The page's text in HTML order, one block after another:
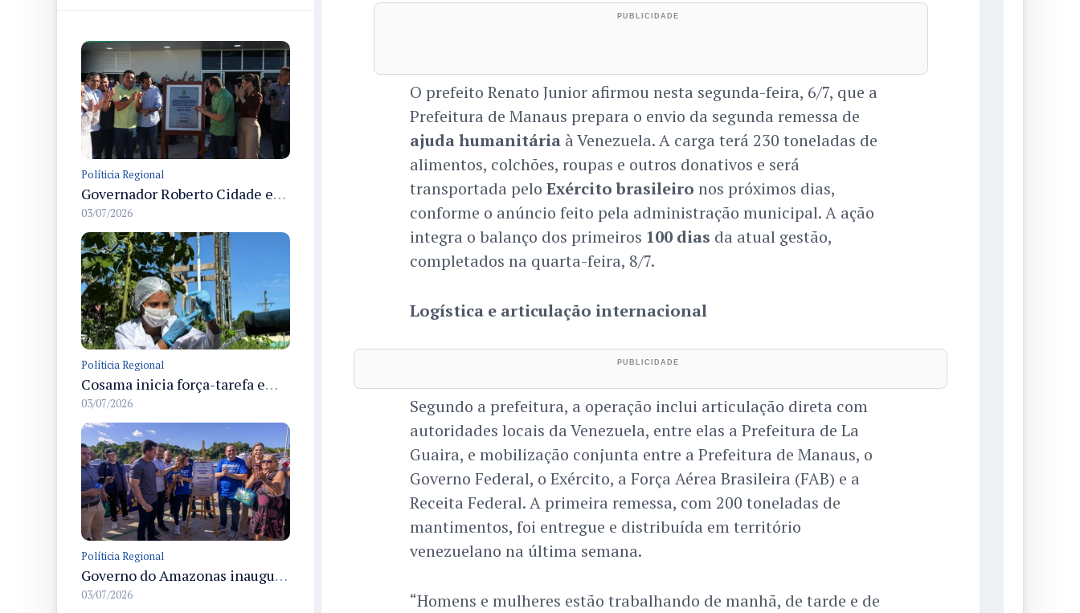
Políticia Regional
Governador Roberto Cidade entrega readequação do ambulatório da FCecon e amplia capacidade de atendimento oncológico em Manaus
03/07/2026
Políticia Regional
Cosama inicia força-tarefa em Anamã para fortalecer abastecimento de água e segurança hídrica da população
03/07/2026
Políticia Regional
Governo do Amazonas inaugura primeiro Castramóvel Fluvial para atendimento veterinário às comunidades ribeirinhas e castração gratuita
03/07/2026
O prefeito Renato Junior afirmou nesta segunda-feira, 6/7, que a
Prefeitura de Manaus prepara o envio da segunda remessa de
ajuda humanitáriaà Venezuela. A carga terá 230 toneladas de
alimentos, colchões, roupas e outros donativos e será
transportada pelo Exército brasileiro nos próximos dias,
conforme o anúncio feito pela administração municipal. A ação
integra o balanço dos primeiros 100 dias da atual gestão,
completados na quarta-feira, 8/7.
Logística e articulação internacional
Segundo a prefeitura, a operação inclui articulação direta com
autoridades locais da Venezuela, entre elas a Prefeitura de La
Guaira, e mobilização conjunta entre a Prefeitura de Manaus, o
Governo Federal, o Exército, a Força Aérea Brasileira (FAB) e a
Receita Federal. A primeira remessa, com 200 toneladas de
mantimentos, foi entregue e distribuída em território
venezuelano na última semana.
“Homens e mulheres estão trabalhando de manhã, de tarde e de